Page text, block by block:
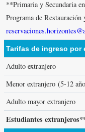
**Primaria y Secundaria
Programa de
Tarifas de ingreso por
Adulto extranjero
Menor extranjero (5-12
Adulto mayor extranjero
Estudiantes